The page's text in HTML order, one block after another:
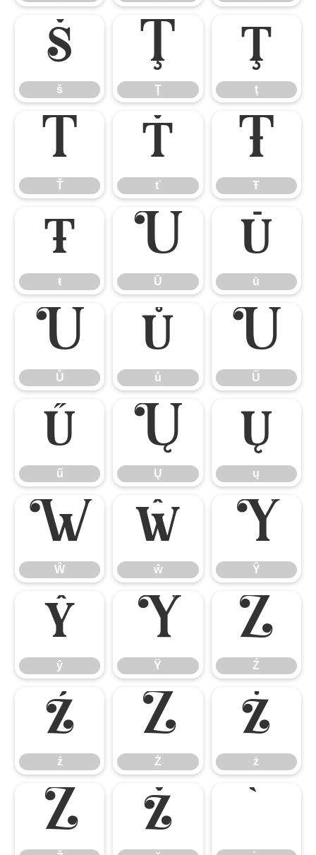
š
š
Ţ
Ţ
ţ
ţ
Ť
Ť
ť
ť
Ŧ
Ŧ
ŧ
ŧ
Ū
Ū
ū
ū
Ů
Ů
ů
ů
Ű
Ű
ű
ű
Ų
Ų
ų
ų
Ŵ
Ŵ
ŵ
ŵ
Ŷ
Ŷ
ŷ
ŷ
Ÿ
Ÿ
Ź
Ź
ź
ź
Ż
Ż
ż
ż
Ž ž